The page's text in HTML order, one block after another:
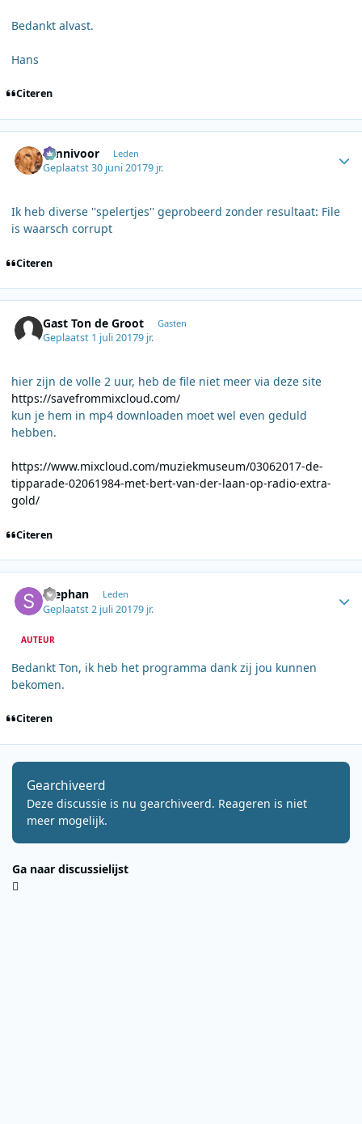
Bedankt alvast.
Hans
Citeren
Omnivoor Leden
Geplaatst30 juni 20179 jr.
Ik heb diverse ''spelertjes'' geprobeerd zonder resultaat: File
is waarsch corrupt
Citeren
Gast Ton de Groot Gasten
Geplaatst 1 juli 20179 jr.
hier zijn de volle 2 uur, heb de file niet meer via deze site
https://savefrommixcloud.com/
kun je hem in mp4 downloaden moet wel even geduld
hebben.
https://www.mixcloud.com/muziekmuseum/03062017-de-
tipparade-02061984-met-bert-van-der-laan-op-radio-extra-
gold/
Citeren
Stephan Leden
Geplaatst2 juli 20179 jr.
AUTEUR
Bedankt Ton, ik heb het programma dank zij jou kunnen
bekomen.
Citeren
Gearchiveerd
Deze discussie is nu gearchiveerd. Reageren is niet
meer mogelijk.
Ga naar discussielijst